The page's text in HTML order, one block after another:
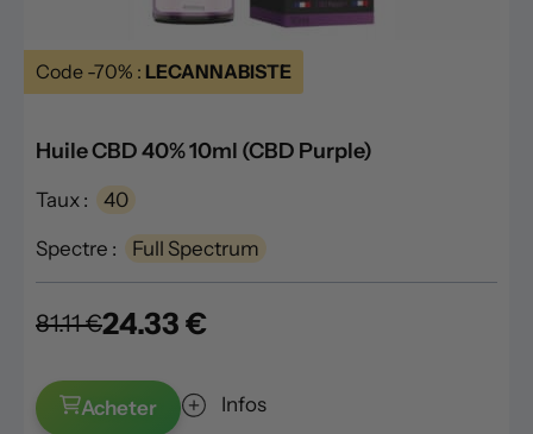
Code -70% : LECANNABISTE
Huile CBD 40% 10ml (CBD Purple)
Taux : 40
Spectre : Full Spectrum
81.11 €24.33 €
Acheter Infos